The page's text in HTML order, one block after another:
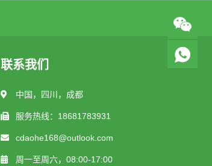
联系我们
中国，四川，成都
服务热线：18681783931
cdaohe168@outlook.com
周一至周六，08:00-17:00